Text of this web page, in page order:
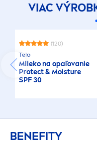
VIAC
(120)
Telo
Mlieko na opaľovanie
Protect& Moisture
SPF 30
BENEFITY